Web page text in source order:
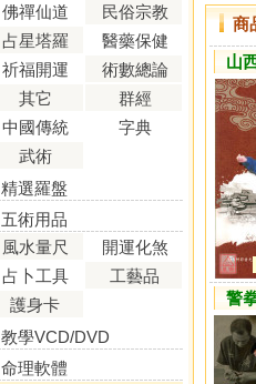
佛禪仙道
民俗宗教
占星塔羅
醫藥保健
祈福開運
術數總論
其它
群經
中國傳統
字典
武術
精選羅盤
五術用品
風水量尺
開運化煞
占卜工具
工藝品
護身卡
教學VCD/DVD
命理軟體
商
山
警